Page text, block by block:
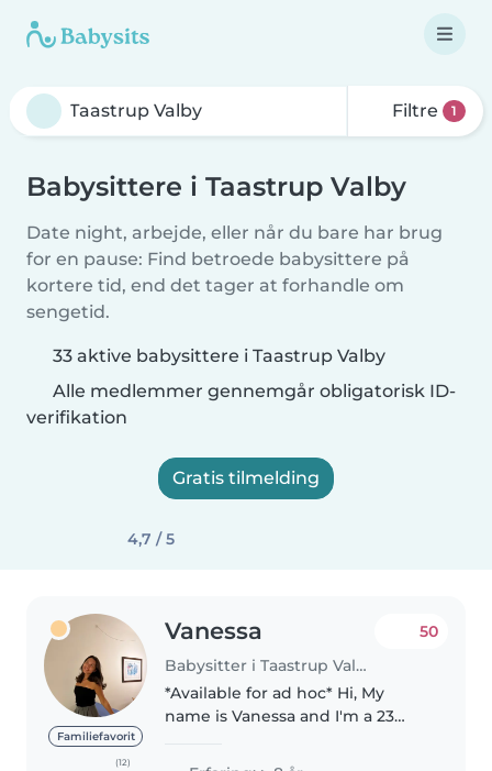
Filtre 1
Babysittere i Taastrup Valby
Date night, arbejde, eller når du bare har brug
for en pause: Find betroede babysittere på
kortere tid, end det tager at forhandle om
sengetid.
33 aktive babysittere i Taastrup Valby
Alle medlemmer gennemgår obligatorisk ID-
verifikation
Gratis tilmelding
4,7 / 5
Familiefavorit
(12)
Vanessa
Babysitter i Taastrup Valby
50
*Available for ad hoc* Hi, My
name is Vanessa and I'm a 23
Copenhagen, Denmark. I'm a